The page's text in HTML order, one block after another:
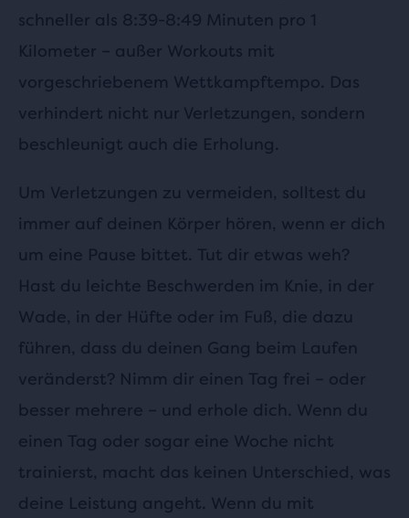
schneller als 8:39-8:49 Minuten pro 1
Kilometer – außer Workouts mit
vorgeschriebenem Wettkampftempo. Das
verhindert nicht nur Verletzungen, sondern
beschleunigt auch die Erholung.
Um Verletzungen zu vermeiden, solltest du
immer auf deinen Körper hören, wenn er dich
um eine Pause bittet. Tut dir etwas weh?
Hast du leichte Beschwerden im Knie, in der
Wade, in der Hüfte oder im Fuß, die dazu
führen, dass du deinen Gang beim Laufen
veränderst? Nimm dir einen Tag frei – oder
besser mehrere – und erhole dich. Wenn du
einen Tag oder sogar eine Woche nicht
trainierst, macht das keinen Unterschied, was
deine Leistung angeht. Wenn du mit